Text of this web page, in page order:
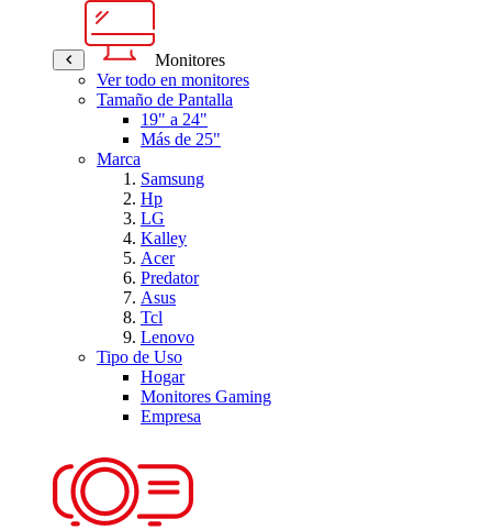
Monitores
Ver todo en monitores
Tamaño de Pantalla
19" a 24"
Más de 25"
Marca
Samsung
Hp
LG
Kalley
Acer
Predator
Asus
Tcl
Lenovo
Tipo de Uso
Hogar
Monitores Gaming
Empresa